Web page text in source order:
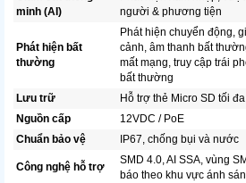
minh (AI)
người & phương tiện
Phát hiện bất
thường
Phát hiện chuyển động,
cảnh, âm thanh bất
mất mạng, truy cập trái
bất thường
Lưu trữ
Hỗ trợ thẻ Micro SD tối
Nguồn cấp
12VDC / PoE
Chuẩn bảo vệ
IP67, chống bụi và nước
Công nghệ hỗ trợ
SMD 4.0, AI SSA, vùng
báo theo khu vực ánh